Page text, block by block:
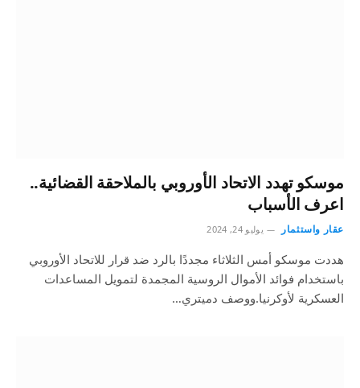
موسكو تهدد الاتحاد الأوروبي بالملاحقة القضائية..
اعرف الأسباب
عقار واستثمار يوليو 24, 2024
هددت موسكو أمس الثلاثاء مجددًا بالرد ضد قرار للاتحاد الأوروبي
باستخدام فوائد الأموال الروسية المجمدة لتمويل المساعدات
العسكرية لأوكرنيا.ووصف دميتري…